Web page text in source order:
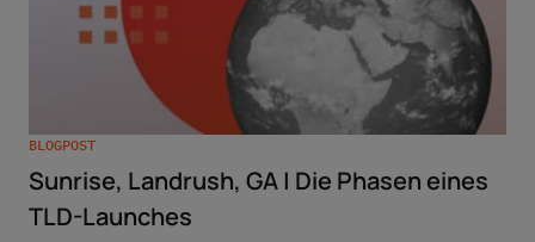
BLOGPOST
Sunrise, Landrush, GA | Die Phasen eines
TLD-Launches